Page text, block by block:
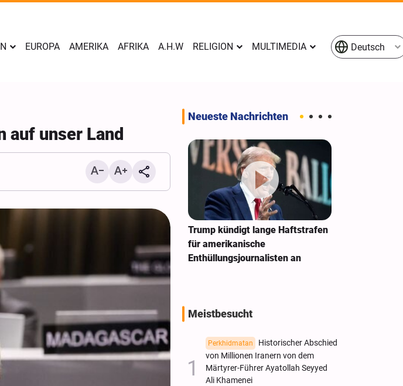
EUROPA AMERIKA AFRIKA A.H.W RELIGION MULTIMEDIA Deutsch
unser Land
Neueste Nachrichten
Stellungen der saudischen
Söldner mit ballistischen Raketen
und Drohnen zerschlagen
Trump kündigt lange Haftstrafen
für amerikanische
Enthüllungsjournalisten an
Meistbesucht
Perkhidmatan
Historischer Abschied
von Millionen Iranern von dem
Märtyrer-Führer Ayatollah Seyyed
Ali Khamenei